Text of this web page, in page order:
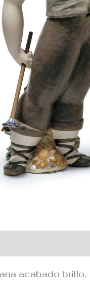
acabado brillo.